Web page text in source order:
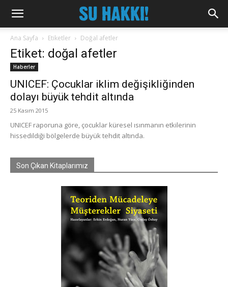
Ana Sayfa Etiketler Doğal afetler
Etiket: doğal afetler
Haberler
UNICEF: Çocuklar iklim değişikliğinden
dolayı büyük tehdit altında
25 Kasım 2015
UNICEF raporuna göre, çocuklar küresel ısınmanın etkilerinin
hissedildiği bölgelerde büyük tehdit altında.
Son Çıkan Kitaplarımız